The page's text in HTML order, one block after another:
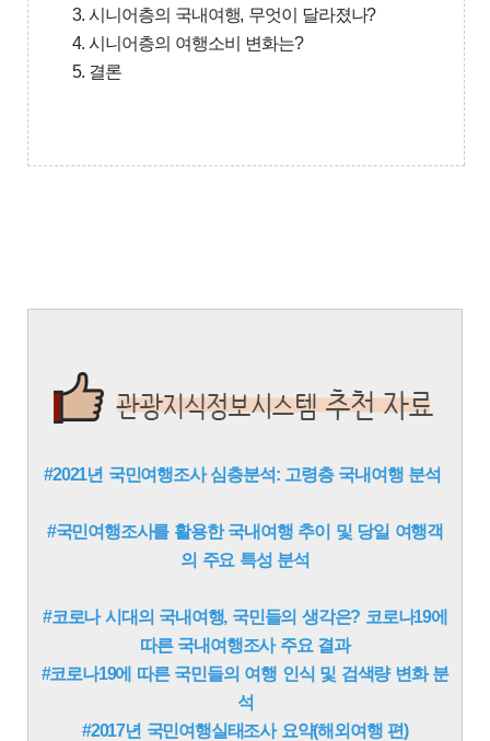
3. 시니어층의 국내여행, 무엇이 달라졌나?
4. 시니어층의 여행소비 변화는?
5. 결론
#2021년 국민여행조사 심층분석: 고령층 국내여행 분석
#국민여행조사를 활용한 국내여행 추이 및 당일 여행객
의 주요 특성 분석
#코로나 시대의 국내여행, 국민들의 생각은? 코로나19에
따른 국내여행조사 주요 결과
#코로나19에 따른 국민들의 여행 인식 및 검색량 변화 분
석
#2017년 국민여행실태조사 요약(해외여행 편)